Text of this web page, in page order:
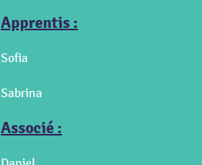
Apprentis :
Sofia
Sabrina
Associé :